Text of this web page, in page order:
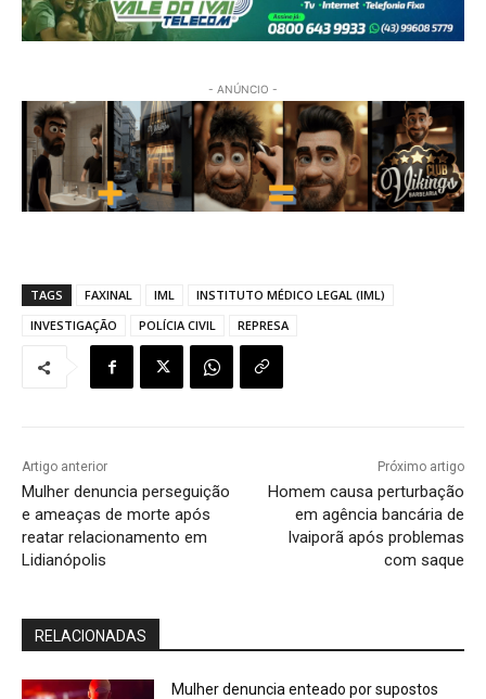
- ANÚNCIO -
TAGS FAXINAL IML
INSTITUTO MÉDICO LEGAL (IML)
INVESTIGAÇÃO
POLÍCIA CIVIL REPRESA
Artigo anterior
Mulher denuncia perseguição
e ameaças de morte após
reatar relacionamento em
Lidianópolis
Próximo artigo
Homem causa perturbação
em agência bancária de
Ivaiporã após problemas
com saque
RELACIONADAS
Mulher denuncia enteado por supostos